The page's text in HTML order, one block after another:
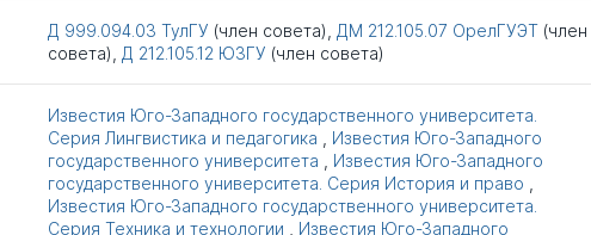
Д 999.094.03 ТулГУ (член совета), ДМ 212.105.07 ОрелГУЭТ (член
совета), Д 212.105.12 ЮЗГУ (член совета)
Известия Юго-Западного государственного университета.
Серия Лингвистика и педагогика
Известия Юго-Западного
государственного университета
Известия Юго-Западного
государственного университета. Серия История и право
Известия Юго-Западного государственного университета.
Серия Техника и технологии
Известия Юго-Западного